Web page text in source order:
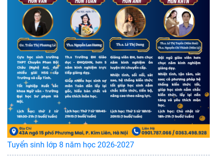
Tuyển sinh lớp 8 năm học 2026-2027